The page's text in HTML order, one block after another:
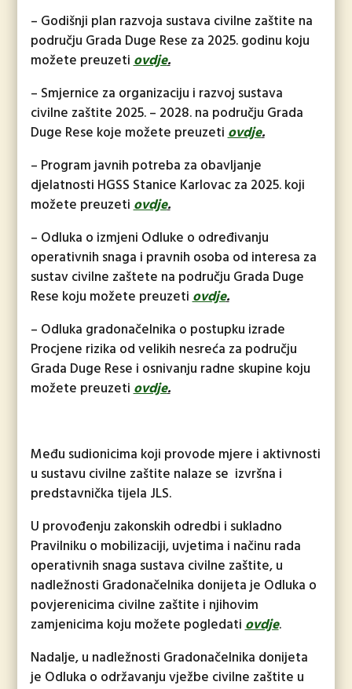
– Godišnji plan razvoja sustava civilne zaštite na
području Grada Duge Rese za 2025. godinu koju
možete preuzetiovdje.
– Smjernice za organizaciju i razvoj sustava
civilne zaštite 2025. – 2028. na području Grada
Duge Rese koje možete preuzetiovdje.
– Program javnih potreba za obavljanje
djelatnosti HGSS Stanice Karlovac za 2025. koji
možete preuzetiovdje.
– Odluka o izmjeni Odluke o određivanju
operativnih snaga i pravnih osoba od interesa za
sustav civilne zaštete na području Grada Duge
Rese koju možete preuzetiovdje.
– Odluka gradonačelnika o postupku izrade
Procjene rizika od velikih nesreća za području
Grada Duge Rese i osnivanju radne skupine koju
možete preuzetiovdje.
Među sudionicima koji provode mjere i aktivnosti
u sustavu civilne zaštite nalaze se izvršna i
predstavnička tijela JLS.
U provođenju zakonskih odredbi i sukladno
Pravilniku o mobilizaciji, uvjetima i načinu rada
operativnih snaga sustava civilne zaštite, u
nadležnosti Gradonačelnika donijeta je Odluka o
povjerenicima civilne zaštite i njihovim
zamjenicima koju možete pogledatiovdje.
Nadalje, u nadležnosti Gradonačelnika donijeta
je Odluka o održavanju vježbe civilne zaštite u